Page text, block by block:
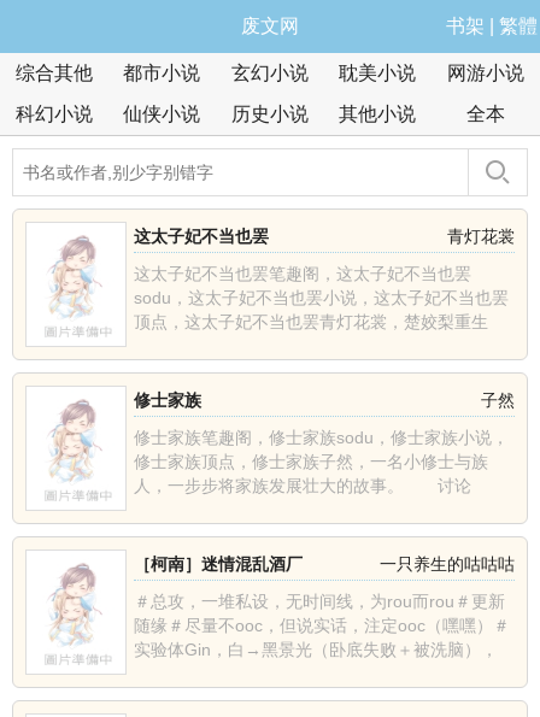
废文网 书架 繁體
综合其他 都市小说 玄幻小说 耽美小说
网游小说
科幻小说
仙侠小说 历史小说 其他小说 全本
青灯花裳
这太子妃不当也罢
这太子妃不当也罢笔趣阁，这太子妃不当也罢
sodu，这太子妃不当也罢小说，这太子妃不当也罢
顶点，这太子妃不当也罢青灯花裳，楚姣梨重生
子然
修士家族
修士家族笔趣阁，修士家族sodu，修士家族小说，
修士家族顶点，修士家族子然，一名小修士与族
人，一步步将家族发展壮大的故事。 讨论
一只养生的咕咕咕
［柯南］迷情混乱酒厂
＃总攻，一堆私设，无时间线，为rou而rou＃更新
随缘＃尽量不ooc，但说实话，注定ooc（嘿嘿）＃
实验体Gin，白→黑景光（卧底失败＋被洗脑），